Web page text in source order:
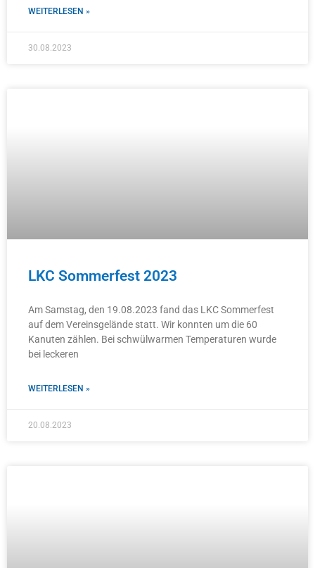
WEITERLESEN »
30.08.2023
LKC Sommerfest 2023
Am Samstag, den 19.08.2023 fand das LKC Sommerfest
auf dem Vereinsgelände statt. Wir konnten um die 60
Kanuten zählen. Bei schwülwarmen Temperaturen wurde
bei leckeren
WEITERLESEN »
20.08.2023